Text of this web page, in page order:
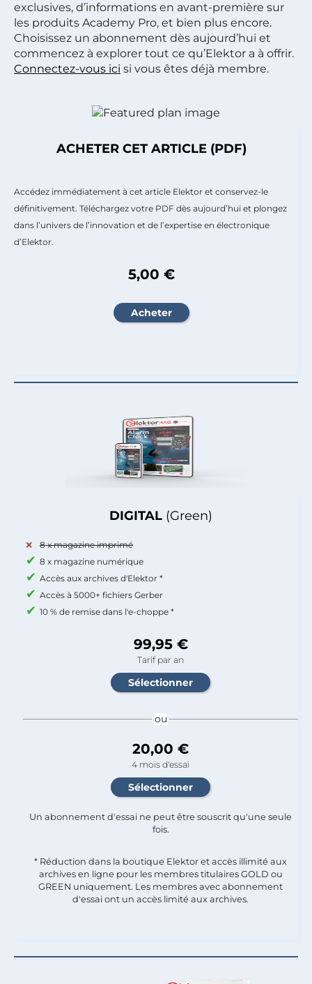
exclusives, d’informations en avant-première sur
les produits Academy Pro, et bien plus encore.
Choisissez un abonnement dès aujourd’hui et
commencez à explorer tout ce qu’Elektor a à offrir.
Connectez-vous ici si vous êtes déjà membre.
DIGITAL (Green)
8 x magazine imprimé
8 x magazine numérique
Accès aux archives d'Elektor *
Accès à 5000+ fichiers Gerber
10 % de remise dans l'e-choppe *
99,95 €
Tarif par an
ou
20,00 €
4 mois d'essai
Un abonnement d'essai ne peut être souscrit qu'une seule
fois.​
* Réduction dans la boutique Elektor et accès illimité aux
archives en ligne pour les membres titulaires GOLD ou
GREEN uniquement. Les membres avec abonnement
d'essai ont un accès limité aux archives.
ACHETER CET ARTICLE (PDF)
Accédez immédiatement à cet article Elektor et conservez-le
définitivement. Téléchargez votre PDF dès aujourd’hui et plongez
dans l’univers de l’innovation et de l’expertise en électronique
d’Elektor.
5,00 €